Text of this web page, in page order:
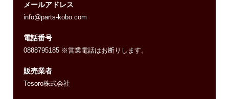
メールアドレス
info@parts-kobo.com
電話番号
0888795185 ※営業電話はお断りします。
販売業者
Tesoro株式会社